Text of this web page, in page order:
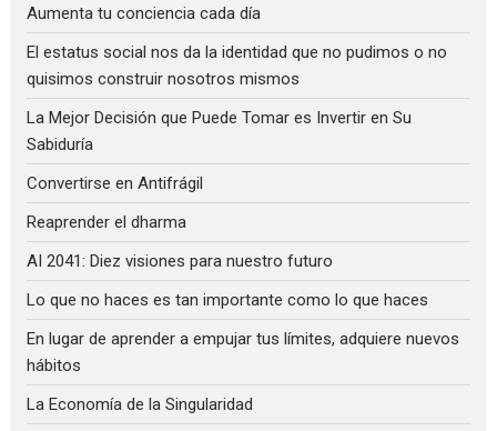
Aumenta tu conciencia cada día
El estatus social nos da la identidad que no pudimos o no
quisimos construir nosotros mismos
La Mejor Decisión que Puede Tomar es Invertir en Su
Sabiduría
Convertirse en Antifrágil
Reaprender el dharma
AI 2041: Diez visiones para nuestro futuro
Lo que no haces es tan importante como lo que haces
En lugar de aprender a empujar tus límites, adquiere nuevos
hábitos
La Economía de la Singularidad